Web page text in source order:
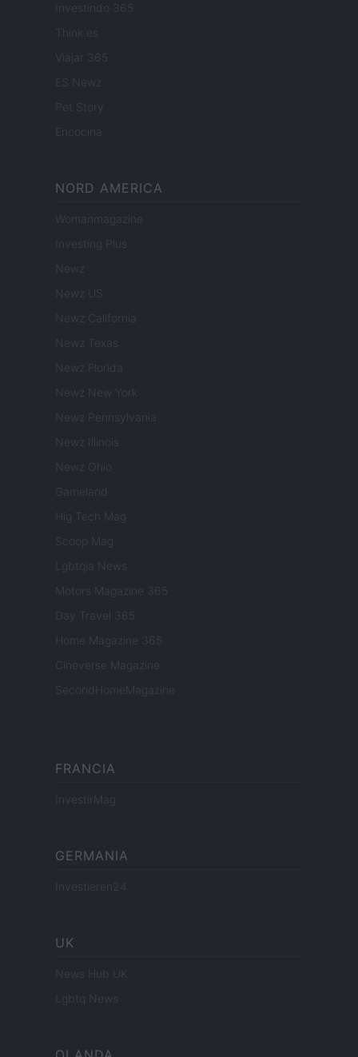
Investindo 365
Think.es
Viajar 365
ES Newz
Pet Story
Encocina
NORD AMERICA
Womanmagazine
Investing Plus
Newz
Newz US
Newz California
Newz Texas
Newz Florida
Newz New York
Newz Pennsylvania
Newz Illinois
Newz Ohio
Gameland
Hig Tech Mag
Scoop Mag
Lgbtqia News
Motors Magazine 365
Day Travel 365
Home Magazine 365
Cineverse Magazine
SecondHomeMagazine
FRANCIA
InvestirMag
GERMANIA
Investieren24
UK
News Hub UK
Lgbtq News